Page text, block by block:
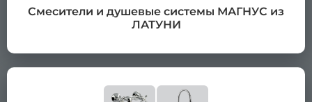
Смесители и душевые системы МАГНУС из
ЛАТУНИ